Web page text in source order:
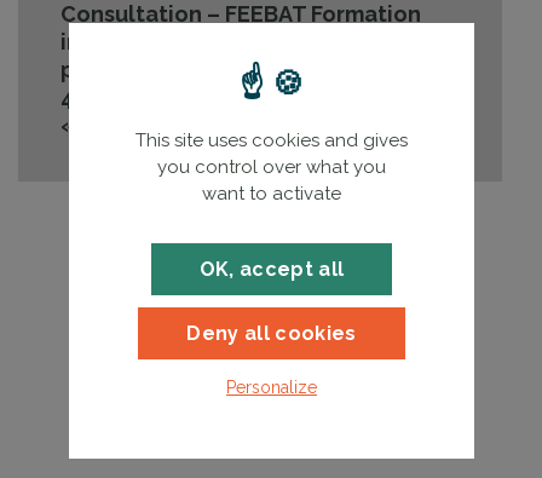
Consultation – FEEBAT Formation
initiale - Conception des ressources
pédagogiques innovantes (Module
4), thématiques « transverses » et
« coactivités »
This site uses cookies and gives
you control over what you
want to activate
OK, accept all
Deny all cookies
Personalize